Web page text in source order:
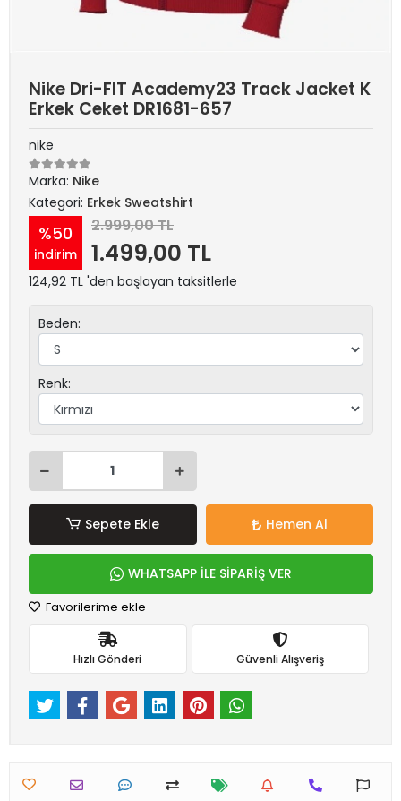
Nike Dri-FIT Academy23 Track Jacket K
Erkek Ceket DR1681-657
nike
Marka: Nike
Kategori: Erkek Sweatshirt
%50
indirim
2.999,00 TL
1.499,00 TL
124,92 TL 'den başlayan taksitlerle
Beden:
Renk:
Sepete Ekle Hemen Al
WHATSAPP İLE SİPARİŞ VER
Favorilerime ekle
Hızlı Gönderi Güvenli Alışveriş